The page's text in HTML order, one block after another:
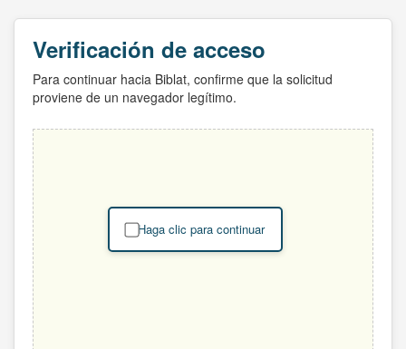
Verificación de acceso
Para continuar hacia Biblat, confirme que la solicitud
proviene de un navegador legítimo.
Haga clic para continuar